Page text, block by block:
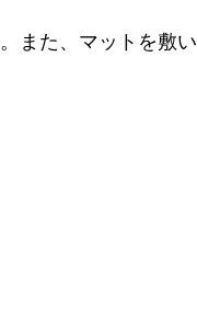
また、マットを敷い